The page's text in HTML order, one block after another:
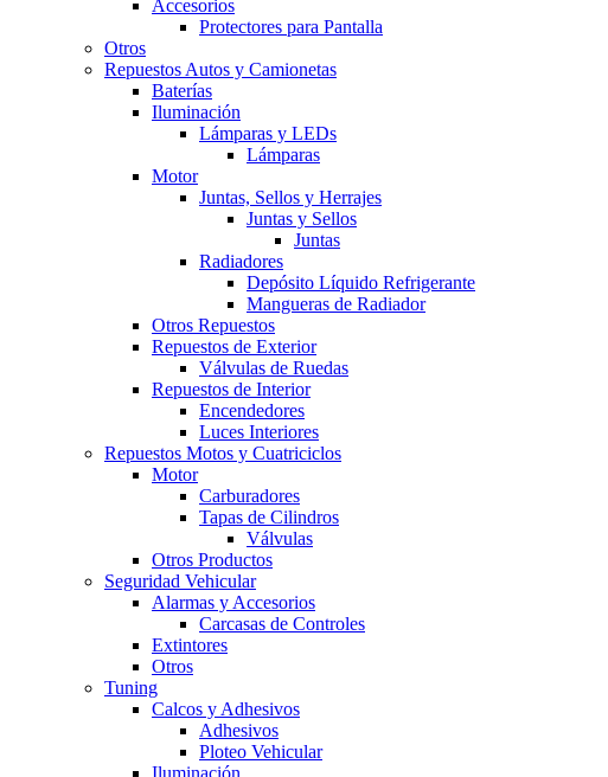
Accesorios
Protectores para Pantalla
Otros
Repuestos Autos y Camionetas
Baterías
Iluminación
Lámparas y LEDs
Lámparas
Motor
Juntas, Sellos y Herrajes
Juntas y Sellos
Juntas
Radiadores
Depósito Líquido Refrigerante
Mangueras de Radiador
Otros Repuestos
Repuestos de Exterior
Válvulas de Ruedas
Repuestos de Interior
Encendedores
Luces Interiores
Repuestos Motos y Cuatriciclos
Motor
Carburadores
Tapas de Cilindros
Válvulas
Otros Productos
Seguridad Vehicular
Alarmas y Accesorios
Carcasas de Controles
Extintores
Otros
Tuning
Calcos y Adhesivos
Adhesivos
Ploteo Vehicular